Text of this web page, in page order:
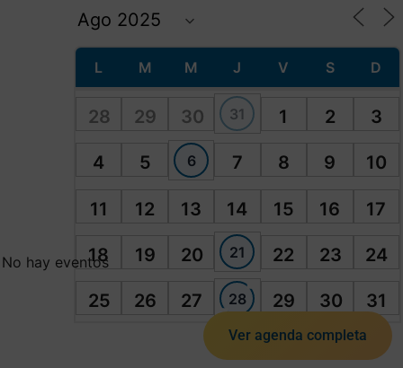
L M M J V S D
28 29 30 31 1 2 3
4 5 6 7 8 9 10
11 12 13 14 15 16 17
18 19 20 21 22 23 24
25 26 27 28 29 30 31
No hay eventos
Ver agenda completa